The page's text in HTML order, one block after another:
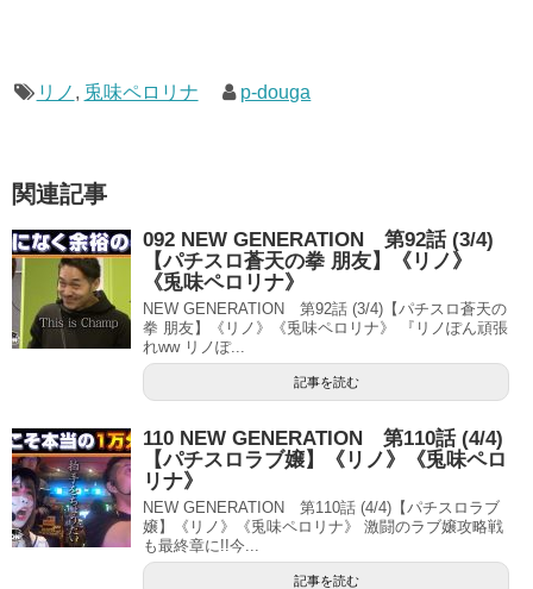
リノ , 兎味ペロリナ p-douga
関連記事
092 NEW GENERATION 第92話 (3/4)
【パチスロ蒼天の拳 朋友】《リノ》
《兎味ペロリナ》
NEW GENERATION 第92話 (3/4)【パチスロ蒼天の
拳 朋友】《リノ》《兎味ペロリナ》 『リノぽん頑張
れww リノぽ...
記事を読む
110 NEW GENERATION 第110話 (4/4)
【パチスロラブ嬢】《リノ》《兎味ペロ
リナ》
NEW GENERATION 第110話 (4/4)【パチスロラブ
嬢】《リノ》《兎味ペロリナ》 激闘のラブ嬢攻略戦
も最終章に!!今...
記事を読む